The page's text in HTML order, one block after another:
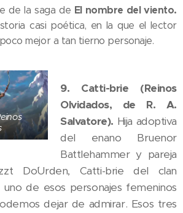
de la saga de El nombre del viento.
casi poética, en la que el lector
mejor a tan tierno personaje.
9. Catti-brie (Reinos
Olvidados, de R. A.
Salvatore). Hija adoptiva
del enano Bruenor
Battlehammer y pareja
Do´Urden, Catti-brie del clan
de esos personajes femeninos
dejar de admirar. Esos tres